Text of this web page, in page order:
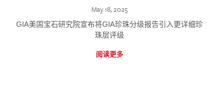
May 18, 2025
GIA美国宝石研究院宣布将GIA珍珠分级报告引入更详细珍
珠层评级
阅读更多